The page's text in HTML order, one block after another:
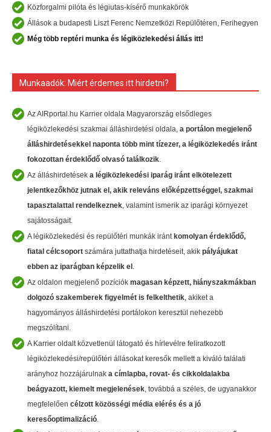
Közforgalmi pilóta és légiutas-kísérő munkakörök
Állások a budapesti Liszt Ferenc Nemzetközi Repülőtéren, Ferihegyen
Még több reptéri munka és légiközlekedési állás itt!
Munkaadók: Miért érdemes itt hirdetni?
Az AIRportal.hu Karrier oldala Magyarország elsődleges
légiközlekedési szakmai álláshirdetési oldala, a portálon megjelenő
álláshirdetésekkel naponta több mint tízezer, a légiközlekedés iránt
fokozottan érdeklődő olvasó találkozik.
Az álláshirdetések a légiközlekedési iparág iránt elkötelezett
jelentkezőkhöz jutnak el, akik releváns előképzettséggel, szakmai
tapasztalattal rendelkeznek, valamint ismerik az iparági környezet
sajátosságait.
A légiközlekedési és repülőtéri munkák iránt komolyan érdeklődő,
fiatal célcsoport számára juttathatja hirdetéseit, akik pályájukat
ebben az iparágban képzelik el .
Az oldalon megjelenő pozíciók magasan képzett, hiányszakmákban
dolgozó szakemberek figyelmét is felkelthetik, akiket a
hagyományos álláshirdetési portálokon keresztül nehezebb
megszólítani.
A Karrier oldalt közvetlenül látogató és hírlevélre feliratkozott
légiközlekedési/repülőtéri állásokat keresők mellett a kiváló találati
arányhoz hozzájárulnak a címlapba, rovat- és cikkoldalakba
beágyazott, kiemelt megjelenések, továbbá a széles, de ugyanakkor
megfelelően célzott közösségi média elérés és a jó
keresőoptimalizáció.